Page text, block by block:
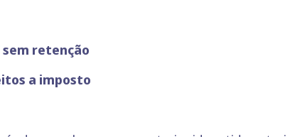
sem retenção
a imposto